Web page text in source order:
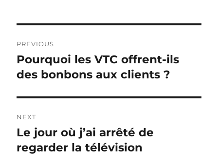
navigation
PREVIOUS
Previous
post:
Pourquoi les VTC offrent-ils
des bonbons aux clients ?
NEXT
Next
post:
Le jour où j’ai arrêté de
regarder la télévision